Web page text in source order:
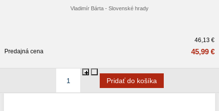
Vladimír Bárta - Slovenské hrady
46,13 €
Predajná cena
45,99 €